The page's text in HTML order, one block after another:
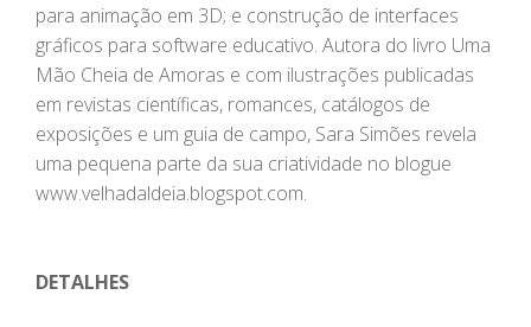
para animação em 3D; e construção de interfaces
gráficos para software educativo. Autora do livro Uma
Mão Cheia de Amoras e com ilustrações publicadas
em revistas científicas, romances, catálogos de
exposições e um guia de campo, Sara Simões revela
uma pequena parte da sua criatividade no blogue
www.velhadaldeia.blogspot.com.
DETALHES